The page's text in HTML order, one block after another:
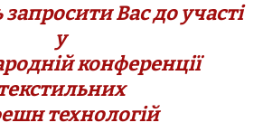
Вас до участі
у
конференції
технологій